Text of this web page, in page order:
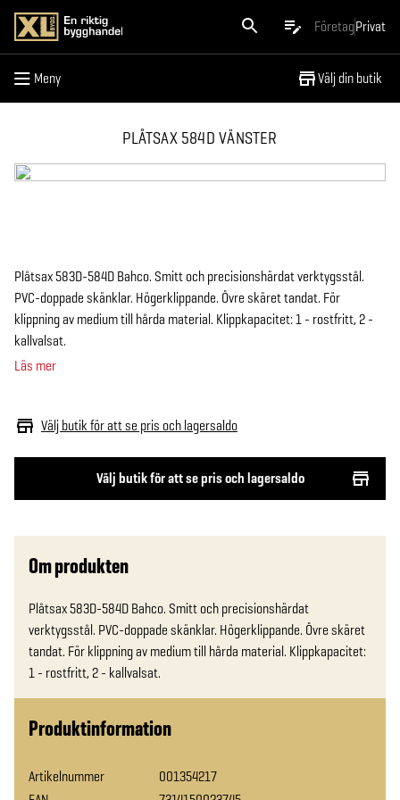
FöretagPrivat
Meny Välj din butik
Meny
PLÅTSAX 584D VÄNSTER
Välj butik för att se pris och lagersaldo
Välj butik för att se pris och lagersaldo
Plåtsax 583D-584D Bahco. Smitt och precisionshärdat verktygsstål.
PVC-doppade skänklar. Högerklippande. Övre skäret tandat. För
klippning av medium till hårda material. Klippkapacitet: 1 - rostfritt, 2 -
kallvalsat.
Läs mer
Om produkten
Plåtsax 583D-584D Bahco. Smitt och precisionshärdat
verktygsstål. PVC-doppade skänklar. Högerklippande. Övre skäret
tandat. För klippning av medium till hårda material. Klippkapacitet:
1 - rostfritt, 2 - kallvalsat.
Produktinformation
Artikelnummer
001354217